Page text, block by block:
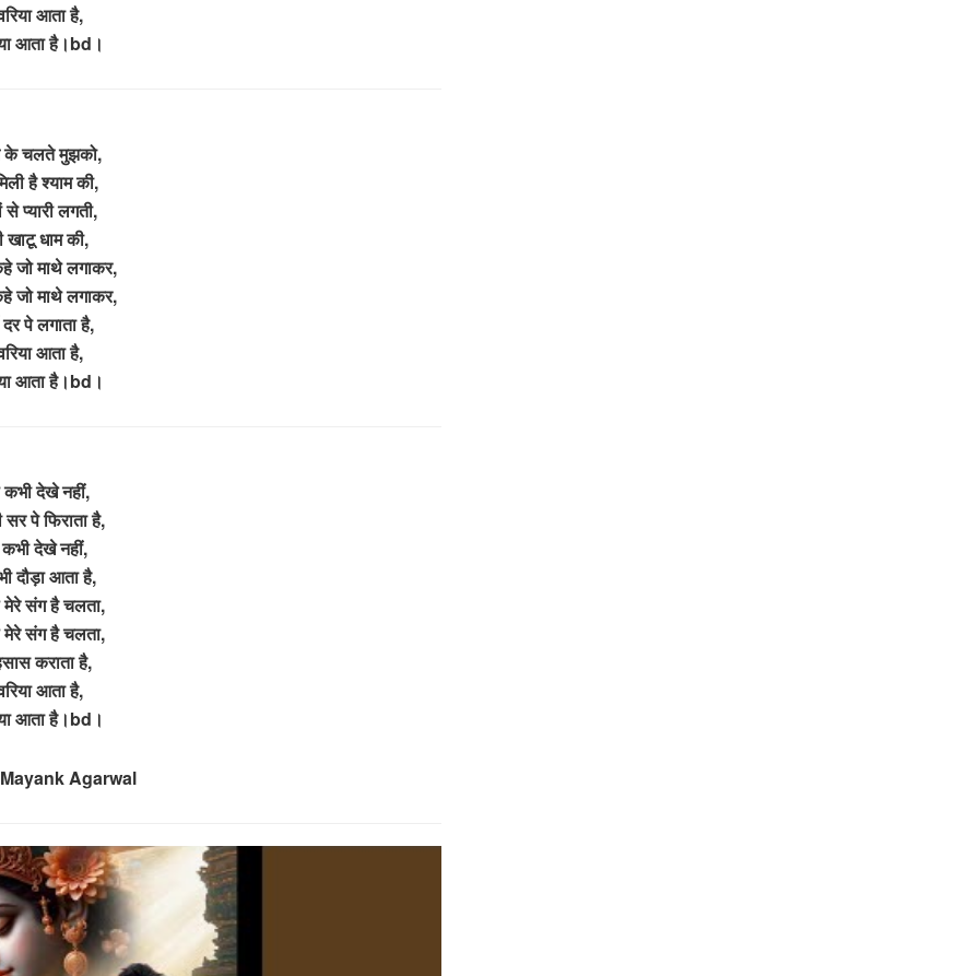
आता है,
आता है।bd।
के चलते मुझको,
है श्याम की,
से प्यारी लगती,
खाटू धाम की,
जो माथे लगाकर,
जो माथे लगाकर,
दर पे लगाता है,
आता है,
आता है।bd।
कभी देखे नहीं,
सर पे फिराता है,
कभी देखे नहीं,
दौड़ा आता है,
संग है चलता,
संग है चलता,
कराता है,
आता है,
आता है।bd।
Agarwal